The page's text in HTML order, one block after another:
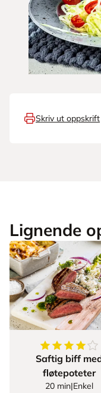
Skriv ut oppskrift
Lignende
4.5av5
Saftig biff
fløtepoteter
20 min|Enkel